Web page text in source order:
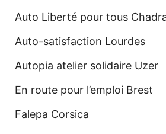
Auto Liberté pour tous
Auto-satisfaction Lourdes
Autopia atelier solidaire Uzer
En route pour l’emploi Brest
Falepa Corsica